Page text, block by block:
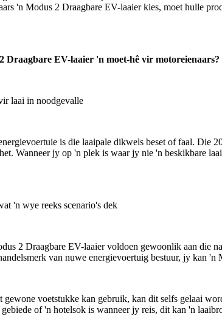
'n Modus 2 Draagbare EV-laaier kies, moet hulle
Draagbare EV-laaier 'n moet-hê vir motoreienaars?
laai in noodgevalle
is die laaipale dikwels beset of faal.
Wanneer jy op 'n plek is waar jy nie 'n beskikbare
'n wye reeks scenario's dek
2 Draagbare EV-laaier voldoen gewoonlik aan die
van nuwe energievoertuig bestuur, jy kan 'n
gewone voetstukke kan gebruik, kan dit selfs gelaai
of 'n hotelsok is wanneer jy reis, dit kan 'n